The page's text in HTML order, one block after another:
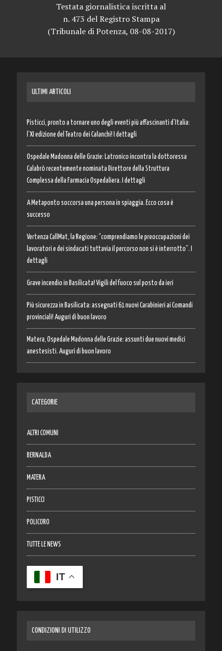
Testata giornalistica iscritta al
n. 473 del Registro Stampa
(Tribunale di Potenza, 08-08-2017)
ULTIMI ARTICOLI
Pisticci, pronto a tornare uno degli eventi più affascinanti d’Italia:
l’XI edizione del Teatro dei Calanchi! I dettagli
Ospedale Madonna delle Grazie: Latronico incontra la dottoressa
Calabrò recentemente nominata Direttore della Struttura
Complessa della Farmacia Ospedaliera. I dettagli
A Metaponto soccorsa una persona in spiaggia. Ecco cosa è
successo
Vertenza CallMat, la Regione: “comprendiamo le preoccupazioni dei
lavoratori e dei sindacati tuttavia il percorso non si è interrotto”. I
dettagli
Grave incendio in Basilicata! Vigili del fuoco sul posto da ieri
Più sicurezza in Basilicata: assegnati 61 nuovi Carabinieri ai Comandi
provinciali! Auguri di buon lavoro
Matera, Ospedale Madonna delle Grazie: assunti due nuovi medici
anestesisti. Auguri di buon lavoro
CATEGORIE
ALTRI COMUNI
BERNALDA
MATERA
PISTICCI
POLICORO
TUTTE LE NEWS
IT
CONDIZIONI DI UTILIZZO